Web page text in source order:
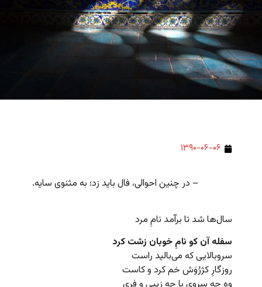
۱۳۹۰-۰۶-۰۶
– در چنین احوالی، فال باید زد؛ به مثنوی سایه.
سال‌ها شد تا برآمد نامِ مرد
سفله آن‌ کو نامِ‌ خوبان زشت کرد
سروبالایی که می‌بالید راست
روزگارِ کژرُوَش خم کرد و کاست